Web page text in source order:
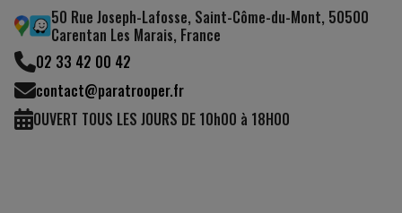
50 Rue Joseph-Lafosse, Saint-Côme-du-Mont, 50500
Carentan Les Marais, France
02 33 42 00 42
contact@paratrooper.fr
OUVERT TOUS LES JOURS DE 10h00 à 18H00